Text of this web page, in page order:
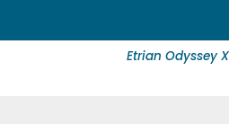
Etrian Odyssey